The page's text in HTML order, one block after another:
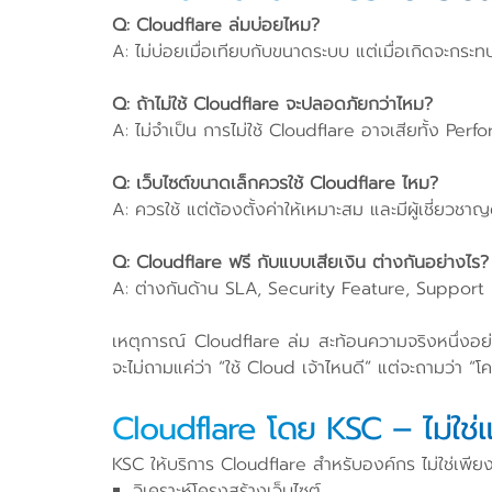
Q: Cloudflare ล่มบ่อยไหม?
A: ไม่บ่อยเมื่อเทียบกับขนาดระบบ แต่เมื่อเกิดจะกระ
Q: ถ้าไม่ใช้ Cloudflare จะปลอดภัยกว่าไหม?
A: ไม่จำเป็น การไม่ใช้ Cloudflare อาจเสียทั้ง
Q: เว็บไซต์ขนาดเล็กควรใช้ Cloudflare ไหม?
A: ควรใช้ แต่ต้องตั้งค่าให้เหมาะสม และมีผู้เชี่ยวชา
Q: Cloudflare ฟรี กับแบบเสียเงิน ต่างกันอย่างไร?
A: ต่างกันด้าน SLA, Security Feature, Support
เหตุการณ์ Cloudflare ล่ม สะท้อนความจริงหนึ่งอ
จะไม่ถามแค่ว่า “ใช้ Cloud เจ้าไหนดี” แต่จะถามว่า
Cloudflare โดย KSC – ไม่ใ
KSC ให้บริการ Cloudflare สำหรับองค์กร ไม่ใช่เพี